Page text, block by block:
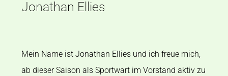
Jonathan Ellies
Mein Name ist Jonathan Ellies und ich freue mich,
ab dieser Saison als Sportwart im Vorstand aktiv zu